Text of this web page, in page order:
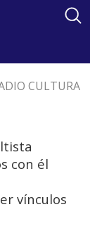
CULTURA
con él
vínculos